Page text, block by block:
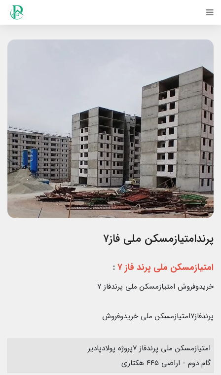
پرندامتیازمسکن ملی فاز۷
امتیازمسکن ملی پرند فاز ۷ :
خریدوفروش امتیازمسکن ملی پرندفاز ۷
پرندفاز۷امتیازمسکن ملی خریدوفروش
امتیازمسکن ملی پرندفاز ۷پروژه پولادپادیر
گام دوم - اراضی ۴۴۵ هکتاری